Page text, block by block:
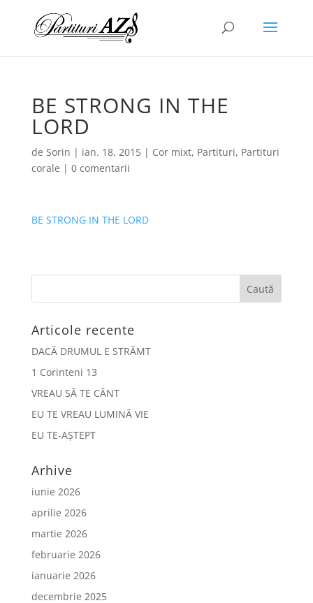
BE STRONG IN THE
LORD
de Sorin | ian. 18, 2015| Cor mixt, Partituri, Partituri
corale | 0 comentarii
BE STRONG IN THE LORD
Articole recente
DACĂ DRUMUL E STRÂMT
1 Corinteni 13
VREAU SĂ TE CÂNT
EU TE VREAU LUMINĂ VIE
EU TE-AȘTEPT
Arhive
iunie 2026
aprilie 2026
martie 2026
februarie 2026
ianuarie 2026
decembrie 2025